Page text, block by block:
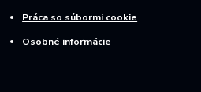
Práca so súbormi cookie
Osobné informácie